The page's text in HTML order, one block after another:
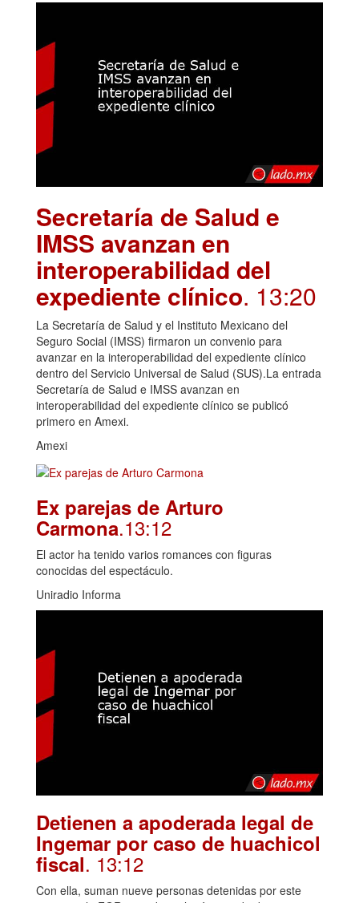
Secretaría de Salud e
IMSS avanzan en
interoperabilidad del
expediente clínico. 13:20
La Secretaría de Salud y el Instituto Mexicano del
Seguro Social (IMSS) firmaron un convenio para
avanzar en la interoperabilidad del expediente clínico
dentro del Servicio Universal de Salud (SUS).La entrada
Secretaría de Salud e IMSS avanzan en
interoperabilidad del expediente clínico se publicó
primero en Amexi.
Amexi
Ex parejas de Arturo
Carmona.13:12
El actor ha tenido varios romances con figuras
conocidas del espectáculo.
Uniradio Informa
Detienen a apoderada legal de
Ingemar por caso de huachicol
fiscal. 13:12
Con ella, suman nueve personas detenidas por este